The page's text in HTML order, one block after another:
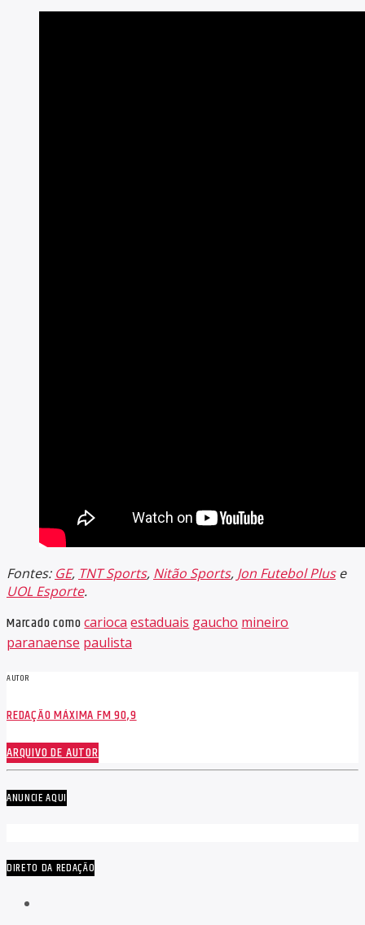
Fontes: GE, TNT Sports, Nitão Sports, Jon Futebol Pluse
UOL Esporte.
Marcado comocarioca estaduais gaucho mineiro
paranaense paulista
AUTOR
REDAÇÃO MÁXIMA FM 90,9
ARQUIVO DE AUTOR
ANUNCIE AQUI
DIRETO DA REDAÇÃO